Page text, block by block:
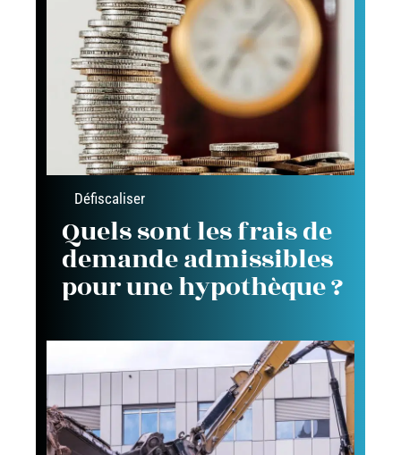
Défiscaliser
Quels sont les frais de
demande admissibles
pour une hypothèque ?